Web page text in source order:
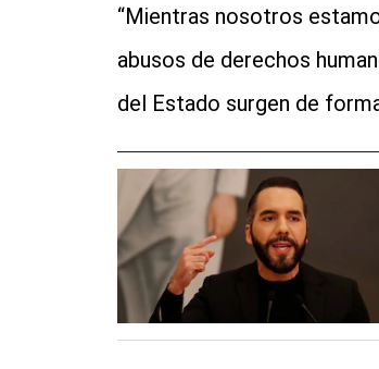
“Mientras nosotros
abusos de derechos
del Estado surgen de